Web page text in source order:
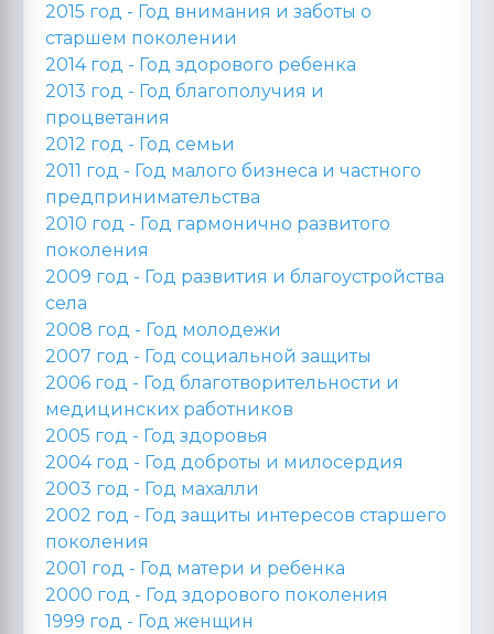
2015 год - Год внимания и заботы о
старшем поколении
2014 год - Год здорового ребенка
2013 год - Год благополучия и
процветания
2012 год - Год семьи
2011 год - Год малого бизнеса и частного
предпринимательства
2010 год - Год гармонично развитого
поколения
2009 год - Год развития и благоустройства
села
2008 год - Год молодежи
2007 год - Год социальной защиты
2006 год - Год благотворительности и
медицинских работников
2005 год - Год здоровья
2004 год - Год доброты и милосердия
2003 год - Год махалли
2002 год - Год защиты интересов старшего
поколения
2001 год - Год матери и ребенка
2000 год - Год здорового поколения
1999 год - Год женщин